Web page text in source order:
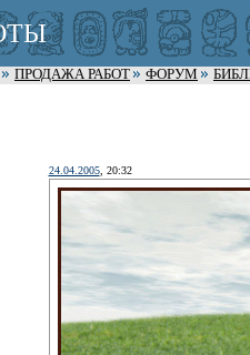
ПРОДАЖА РАБОТ ФОРУМ
24.04.2005, 20:32